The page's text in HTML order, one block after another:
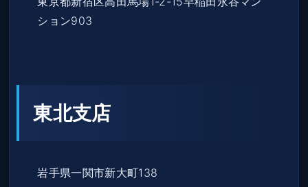
ション903
東北支店
岩手県一関市新大町138